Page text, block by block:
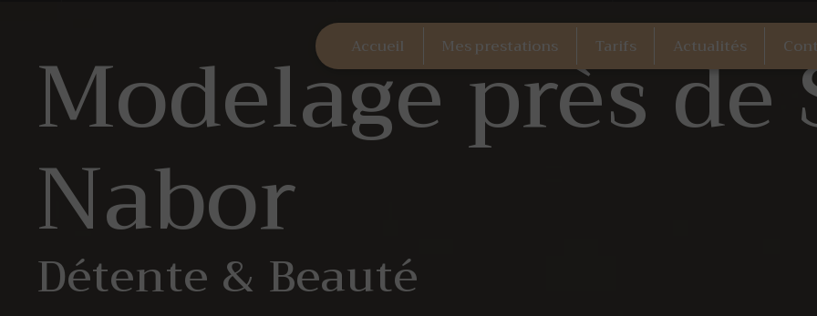
Accueil Mes prestations Tarifs Actualités
Modelage près
Nabor
Détente & Beauté